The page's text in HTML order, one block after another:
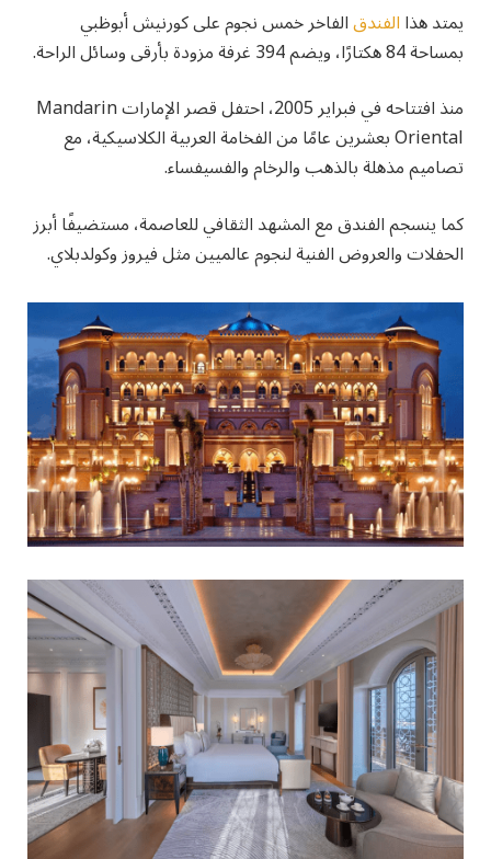
يمتد هذاالفندقالفاخر خمس نجوم على كورنيش أبوظبي
بمساحة 84 هكتارًا، ويضم 394 غرفة مزودة بأرقى وسائل الراحة.
منذ افتتاحه في فبراير 2005، احتفل قصر الإمارات Mandarin
Oriental بعشرين عامًا من الفخامة العربية الكلاسيكية، مع
تصاميم مذهلة بالذهب والرخام والفسيفساء.
كما ينسجم الفندق مع المشهد الثقافي للعاصمة، مستضيفًا أبرز
الحفلات والعروض الفنية لنجوم عالميين مثل فيروز وكولدبلاي.